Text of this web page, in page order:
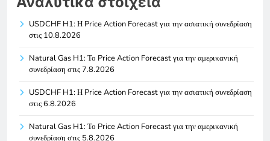
USDCHF H1: Η Price Action Forecast για την ασιατική συνεδρίαση
στις 10.8.2026
Natural Gas H1: Το Price Action Forecast για την αμερικανική
συνεδρίαση στις 7.8.2026
USDCHF H1: Η Price Action Forecast για την ασιατική συνεδρίαση
στις 6.8.2026
Natural Gas H1: Το Price Action Forecast για την αμερικανική
συνεδρίαση στις 5.8.2026